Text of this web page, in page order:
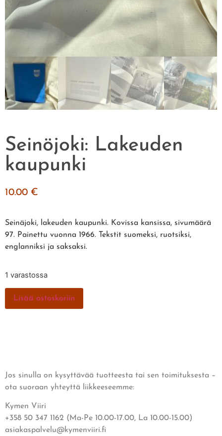
Seinöjoki: Lakeuden
kaupunki
10.00 €
Seinäjoki, lakeuden kaupunki. Kovissa kansissa, sivumäärä
97. Painettu vuonna 1966. Tekstit suomeksi, ruotsiksi,
englanniksi ja saksaksi.
1 varastossa
Lisää ostoskoriin
Jos sinulla on kysyttävää tuotteesta tai sen toimituksesta –
ota suoraan yhteyttä liikkeeseemme:
Kymen Viiri
+358 50 347 1162 (Ma-Pe 10.00-17.00, La 10.00-15.00)
asiakaspalvelu@kymenviiri.fi